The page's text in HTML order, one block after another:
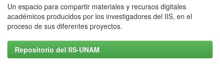
Un espacio para compartir materiales y recursos digitales
académicos producidos por los investigadores del IIS, en el
proceso de sus diferentes proyectos.
Repositorio del IIS-UNAM